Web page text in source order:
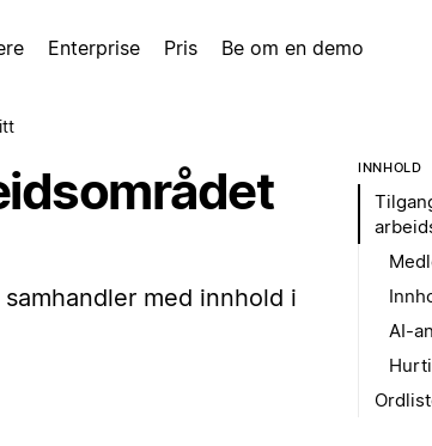
Enterprise Pris Be om en demo
med innhold i
INNHOLD
AI-